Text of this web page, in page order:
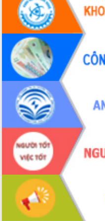
Tháo gỡ những vướng mắc, đẩy mạnh
công tác cải cách thủ tục hành chính
tại Trung tâm Phục vụ hành chính
công tỉnh
Đắk Lắk: Tôn vinh 46 giải pháp tại Hội
thi Sáng tạo Kỹ thuật 2024 - 2025
Đắk Lắk rà soát, điều chỉnh Đề án 190
về phát triển nuôi trồng thủy sản
Phó Chủ tịch UBND tỉnh Đắk Lắk
Trương Công Thái kiểm tra thực địa
Dự án cao tốc Khánh Hòa - Buôn Ma
Định vị cà phê Việt Nam như một “di
sản sống” trong dòng chảy toàn cầu
Xây dựng nông thôn mới: Nâng cao đời
sống người dân từ những mô hình thiết
Quyết liệt tháo gỡ vướng mắc, đẩy
nhanh tiến độ các dự án trọng điểm
trong Khu kinh tế Nam Phú Yên